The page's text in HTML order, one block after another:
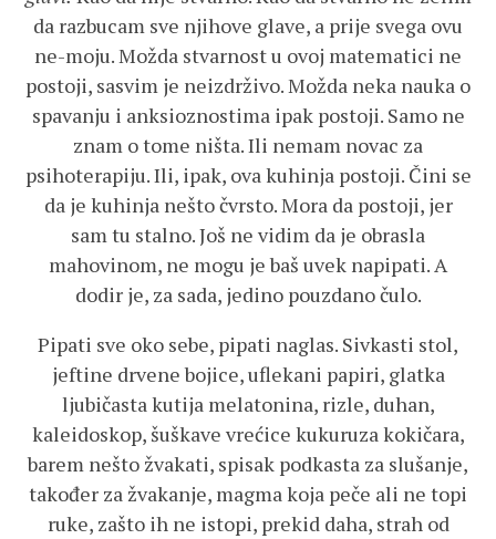
da razbucam sve njihove glave, a prije svega ovu
ne-moju. Možda stvarnost u ovoj matematici ne
postoji, sasvim je neizdrživo. Možda neka nauka o
spavanju i anksioznostima ipak postoji. Samo ne
znam o tome ništa. Ili nemam novac za
psihoterapiju. Ili, ipak, ova kuhinja postoji. Čini se
da je kuhinja nešto čvrsto. Mora da postoji, jer
sam tu stalno. Još ne vidim da je obrasla
mahovinom, ne mogu je baš uvek napipati. A
dodir je, za sada, jedino pouzdano čulo.
Pipati sve oko sebe, pipati naglas. Sivkasti stol,
jeftine drvene bojice, uflekani papiri, glatka
ljubičasta kutija melatonina, rizle, duhan,
kaleidoskop, šuškave vrećice kukuruza kokičara,
barem nešto žvakati, spisak podkasta za slušanje,
također za žvakanje, magma koja peče ali ne topi
ruke, zašto ih ne istopi, prekid daha, strah od